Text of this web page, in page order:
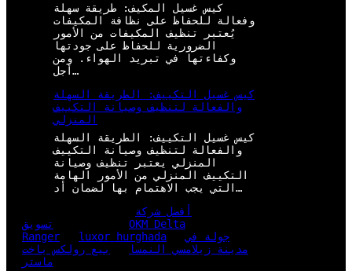
كيس غسيل المكيف: طريقة سهلة
وفعالة للحفاظ على نظافة المكيفات
يُعتبر تنظيف المكيفات من الأمور
الضرورية للحفاظ على جودتها
وكفاءتها في تبريد الهواء. ومن
أجل…
كيس غسيل التكييف: الطريقة السهلة
والفعالة لتنظيف وصيانة التكييف
المنزلي
كيس غسيل التكييف: الطريقة السهلة
والفعالة لتنظيف وصيانة التكييف
المنزلي يعتبر تنظيف وصيانة
التكييف المنزلي من الأمور الهامة
التي يجب الاهتمام بها لضمان أد…
أفضل شركة
تسويق
OKM Delta
Ranger
luxor hurghada
جولة في
مدينة زيلامسي النمسا
بيع رولكس ياخت
ماستر